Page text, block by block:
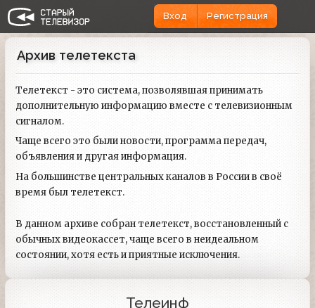
Вход Регистрация
Архив телетекста
Телетекст - это система, позволявшая принимать
дополнительную информацию вместе с телевизионным
сигналом.
Чаще всего это были новости, программа передач,
объявления и другая информация.
На большинстве центральных каналов в России в своё
время был телетекст.
В данном архиве собран телетекст, восстановленный с
обычных видеокассет, чаще всего в неидеальном
состоянии, хотя есть и приятные исключения.
Телеинф